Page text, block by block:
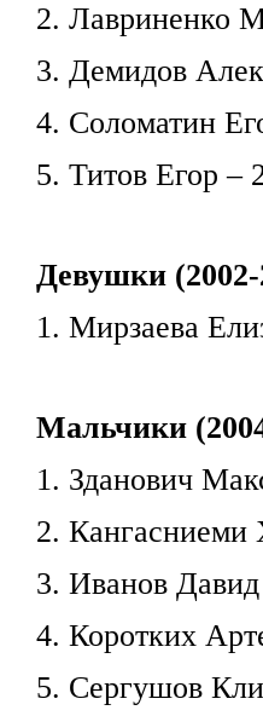
2. Лавриненко
3. Демидов
4. Соломатин
5. Титов Егор –
Девушки (2002-
1. Мирзаева
Мальчики
1. Зданович
2. Кангасниеми
3. Иванов
4. Коротких
5. Сергушов